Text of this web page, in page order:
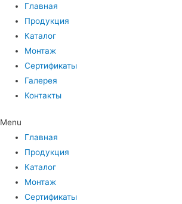
Главная
Продукция
Каталог
Монтаж
Сертификаты
Галерея
Контакты
Menu
Главная
Продукция
Каталог
Монтаж
Сертификаты